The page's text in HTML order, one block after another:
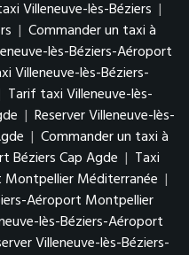
Villeneuve-lès-Béziers |
| Commander un taxi à
lès-Béziers-Aéroport
Villeneuve-lès-Béziers-
Tarif taxi Villeneuve-lès-
| Reserver Villeneuve-lès-
| Commander un taxi à
Béziers Cap Agde | Taxi
Méditerranée |
Aéroport Montpellier
lès-Béziers-Aéroport
Villeneuve-lès-Béziers-